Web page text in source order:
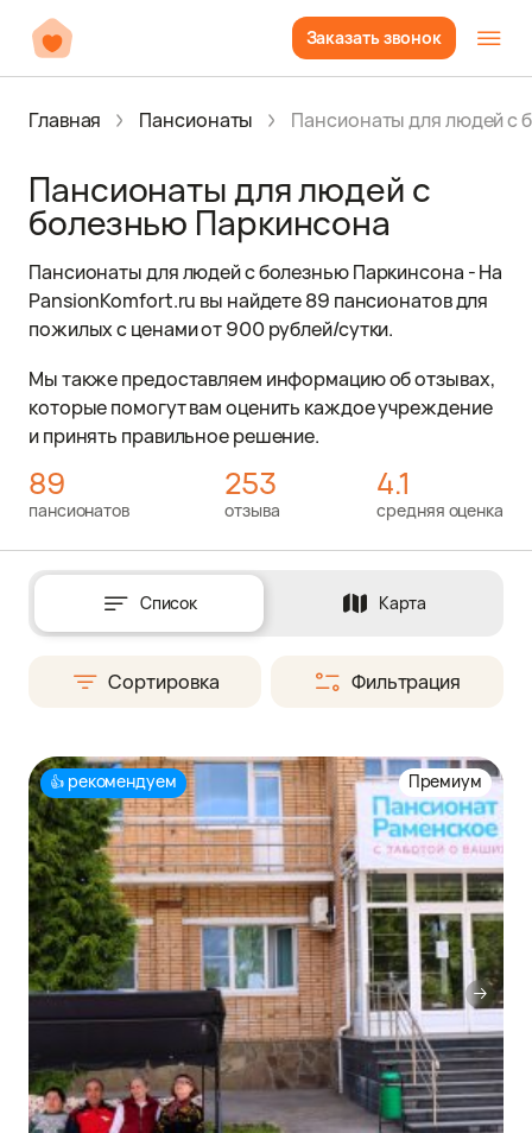
Заказать звонок
Главная Пансионаты Пансионаты для людей с
Пансионаты для людей с
болезнью Паркинсона
Пансионаты для людей с болезнью Паркинсона - На
PansionKomfort.ru вы найдете 89 пансионатов для
пожилых с ценами от 900 рублей/сутки.
Мы также предоставляем информацию об отзывах,
которые помогут вам оценить каждое учреждение
и принять правильное решение.
89
пансионатов
253
отзыва
4.1
средняя оценка
Сортировка Фильтрация
Список Карта
Премиум
👍рекомендуем